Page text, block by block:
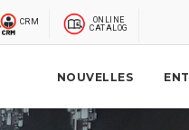
CRM
ONLINE
CATALOG
NOUVELLES